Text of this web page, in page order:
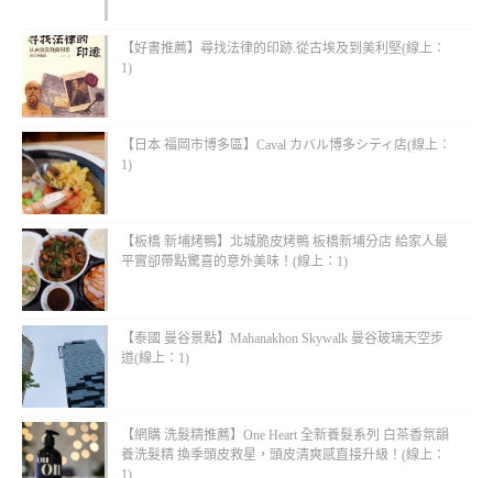
【好書推薦】尋找法律的印跡.從古埃及到美利堅(線上：
1)
【日本 福岡市博多區】Caval カバル博多シティ店(線上：
1)
【板橋 新埔烤鴨】北城脆皮烤鴨 板橋新埔分店 給家人最
平實卻帶點驚喜的意外美味！(線上：1)
【泰國 曼谷景點】Mahanakhon Skywalk 曼谷玻璃天空步
道(線上：1)
【網購 洗髮精推薦】One Heart 全新養髮系列 白茶香氛韻
養洗髮精 換季頭皮救星，頭皮清爽感直接升級！(線上：